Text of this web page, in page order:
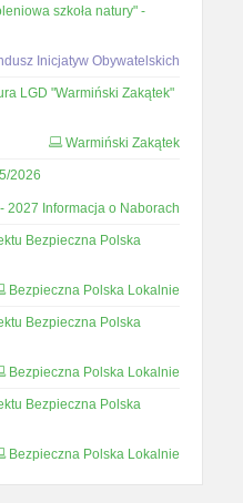
szkoła natury" -
Inicjatyw Obywatelskich
LGD "Warmiński Zakątek"
Warmiński Zakątek
2026
2027 Informacja o Naborach
Bezpieczna Polska
Bezpieczna Polska Lokalnie
Bezpieczna Polska
Bezpieczna Polska Lokalnie
Bezpieczna Polska
Bezpieczna Polska Lokalnie